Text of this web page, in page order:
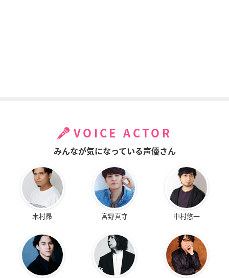
VOICE ACTOR
みんなが気になっている声優さん
木村昴 宮野真守 中村悠一